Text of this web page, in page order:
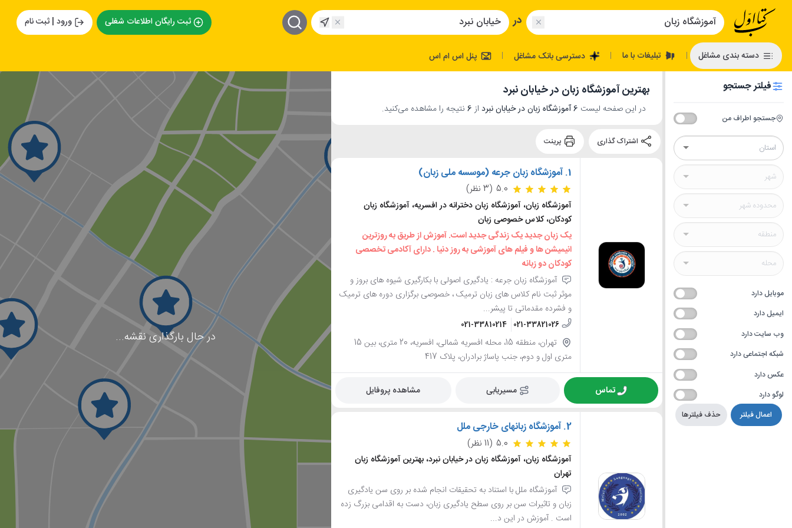
در ثبت رایگان اطلاعات شغلی ورود | ثبت نام
دسته بندی مشاغل | تبلیغات با ما | دسترسی بانک مشاغل | پنل اس ام اس
فیلتر جستجو
جستجو اطراف من
موبایل دارد
ایمیل دارد
وب سایت دارد
شبکه اجتماعی دارد
عکس دارد
لوگو دارد
حذف فیلترها
اعمال فیلتر
بهترین آموزشگاه زبان در خیابان نبرد
در این صفحه لیست 6 آموزشگاه زبان در خیابان نبرد از 6 نتیجه را مشاهده می‌کنید.
1. آموزشگاه زبان جرعه (موسسه ملی زبان)
5.0 (3 نظر)
آموزشگاه زبان، آموزشگاه زبان دخترانه در افسریه، آموزشگاه زبان
کودکان، کلاس خصوصی زبان
یک زبان جدید یک زندگی جدید است. آموزش از طریق به روزترین
انیمیشن ها و فیلم های آموزشی به روز دنیا . دارای آکادمی تخصصی
کودکان دو زبانه
آموزشگاه زبان جرعه : یادگیری اصولی با بکارگیری شیوه های بروز و
موثر ثبت نام کلاس های زبان ترمیک ، خصوصی برگزاری دوره های ترمیک
و فشرده مقدماتی تا پیشر...
021-33821026
021-33810214
تهران، منطقه 15، محله افسریه شمالی، افسریه، 20 متری، بین 15
متری اول و دوم، جنب پاساژ برادران، پلاک 417
تماس مسیریابی مشاهده پروفایل
2. آموزشگاه زبانهای خارجی ملل
5.0 (11 نظر)
آموزشگاه زبان، آموزشگاه زبان در خیابان نبرد، بهترین آموزشگاه زبان
تهران
آموزشگاه ملل با استناد به تحقیقات انجام شده بر روی سن یادگیری
زبان و تاثیرات سن بر روی سطح یادگیری زبان، دست به اقدامی بزرگ زده
است . آموزش در این د...
در حال بارگذاری نقشه...